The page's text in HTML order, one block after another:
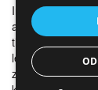
Internetový
alternatívneho
tlačiarne,
len alternatívne
značiek